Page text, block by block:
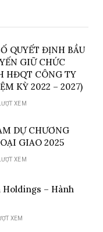
QUYẾT ĐỊNH BẦU
GIỮ CHỨC
HĐQT CÔNG TY
KỲ 2022 – 2027)
XEM
DỰ CHƯƠNG
GIAO 2025
XEM
– Hành
XEM